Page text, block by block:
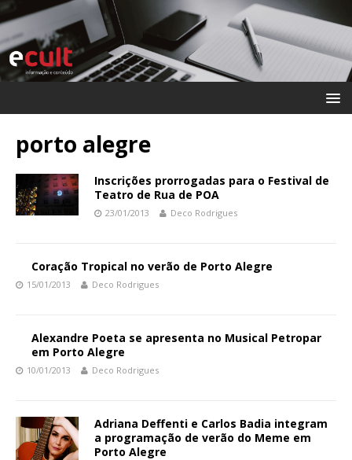
porto alegre
Inscrições prorrogadas para o Festival de
Teatro de Rua de POA
23/01/2013 Deco Rodrigues
Coração Tropical no verão de Porto Alegre
15/01/2013 Deco Rodrigues
Alexandre Poeta se apresenta no Musical Petropar
em Porto Alegre
10/01/2013 Deco Rodrigues
Adriana Deffenti e Carlos Badia integram
a programação de verão do Meme em
Porto Alegre